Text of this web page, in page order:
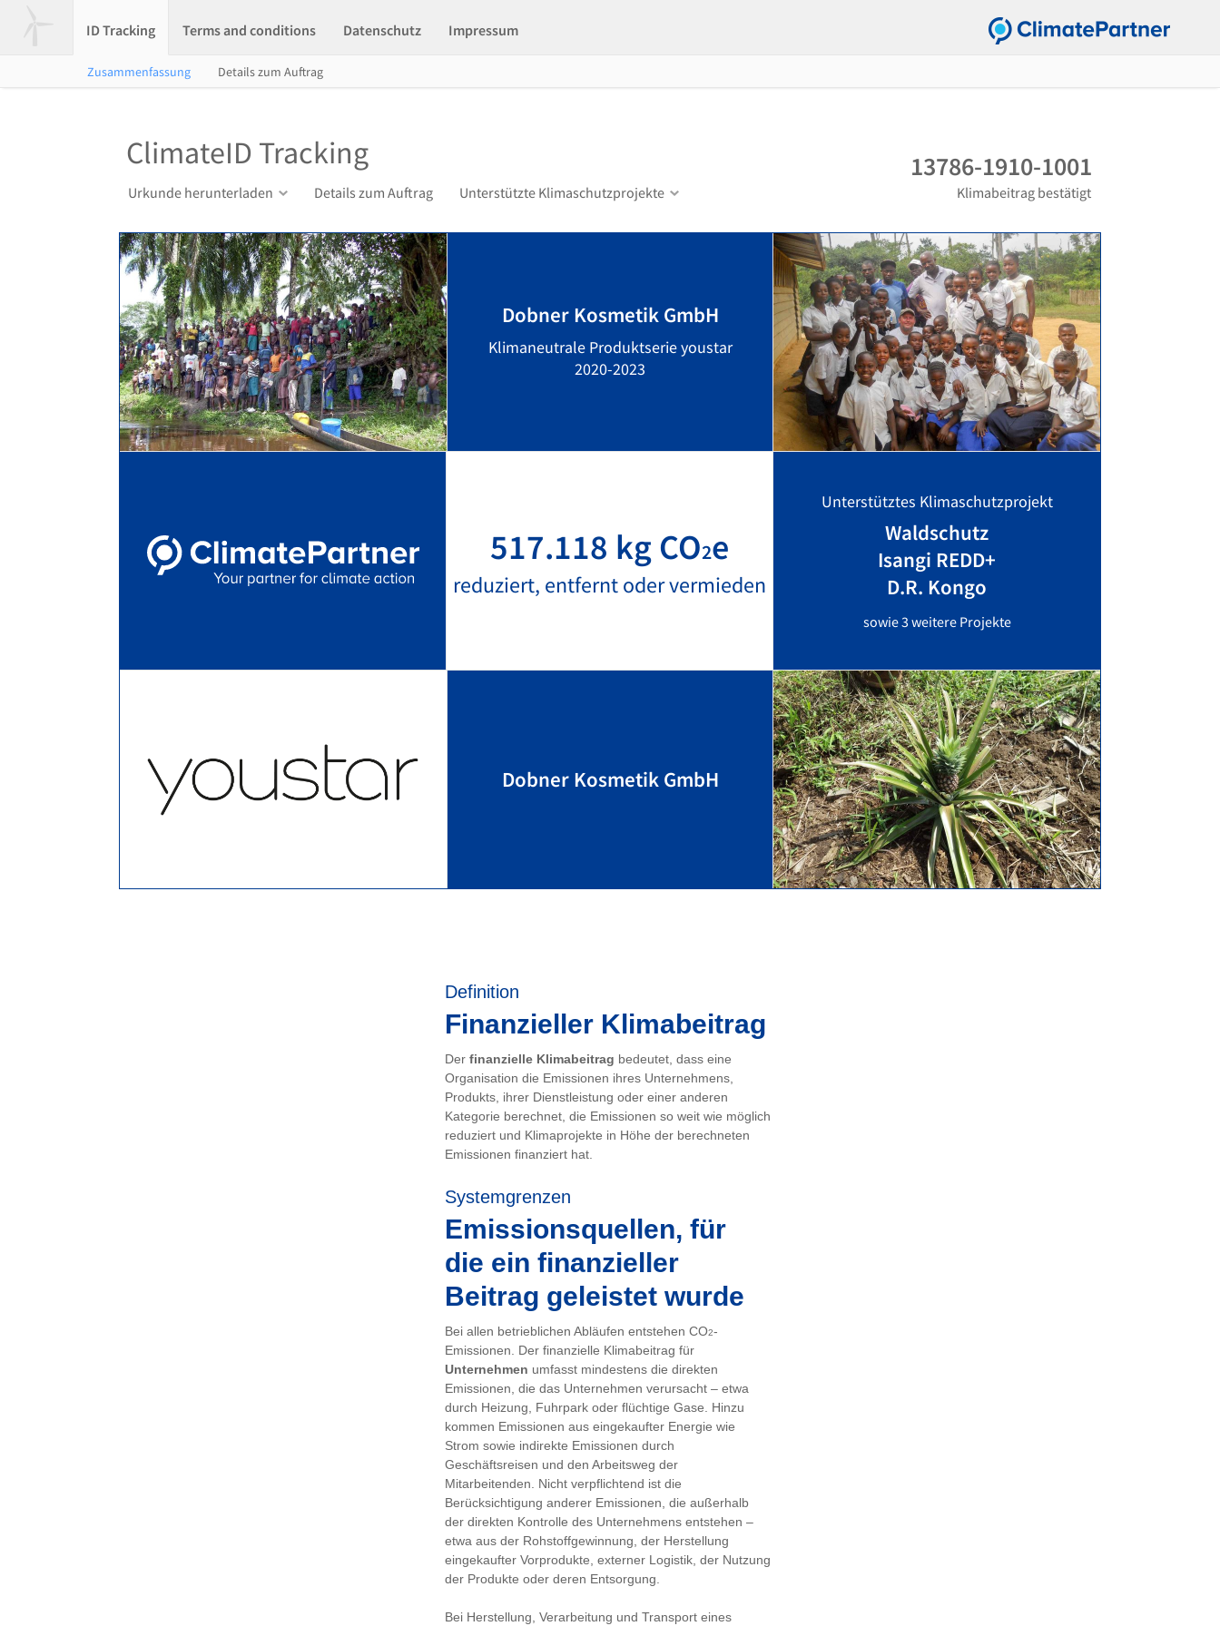
ID Tracking Terms and conditions Datenschutz Impressum
Zusammenfassung Details zum Auftrag
ClimateID Tracking
Urkunde herunterladen Details zum Auftrag Unterstützte Klimaschutzprojekte
13786-1910-1001
Klimabeitrag bestätigt
Dobner Kosmetik GmbH
Klimaneutrale Produktserie youstar
2020-2023
517.118 kg CO2e
reduziert, entfernt oder vermieden
Unterstütztes Klimaschutzprojekt
Waldschutz
Isangi REDD+
D.R. Kongo
sowie 3 weitere Projekte
Dobner Kosmetik GmbH
Definition
Finanzieller Klimabeitrag
Der finanzielle Klimabeitrag bedeutet, dass eine
Organisation die Emissionen ihres Unternehmens,
Produkts, ihrer Dienstleistung oder einer anderen
Kategorie berechnet, die Emissionen so weit wie möglich
reduziert und Klimaprojekte in Höhe der berechneten
Emissionen finanziert hat.
Systemgrenzen
Emissionsquellen, für
die ein finanzieller
Beitrag geleistet wurde
Bei allen betrieblichen Abläufen entstehen CO2-
Emissionen. Der finanzielle Klimabeitrag für
Unternehmen umfasst mindestens die direkten
Emissionen, die das Unternehmen verursacht – etwa
durch Heizung, Fuhrpark oder flüchtige Gase. Hinzu
kommen Emissionen aus eingekaufter Energie wie
Strom sowie indirekte Emissionen durch
Geschäftsreisen und den Arbeitsweg der
Mitarbeitenden. Nicht verpflichtend ist die
Berücksichtigung anderer Emissionen, die außerhalb
der direkten Kontrolle des Unternehmens entstehen –
etwa aus der Rohstoffgewinnung, der Herstellung
eingekaufter Vorprodukte, externer Logistik, der Nutzung
der Produkte oder deren Entsorgung.
Bei Herstellung, Verarbeitung und Transport eines